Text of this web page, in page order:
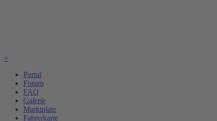
×
Portal
Forum
FAQ
Galerie
Marktplatz
Fahrerkarte